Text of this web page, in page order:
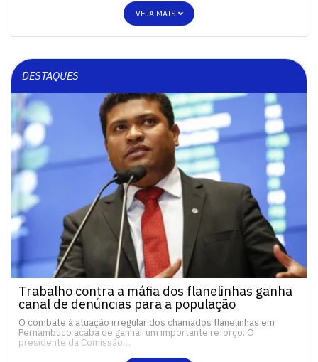
VEJA MAIS
DESTAQUES
Trabalho contra a máfia dos flanelinhas ganha
canal de denúncias para a população
O combate à atuação irregular dos chamados flanelinhas em
Pernambuco acaba de ganhar um importante reforço. O
presidente da Comissão…